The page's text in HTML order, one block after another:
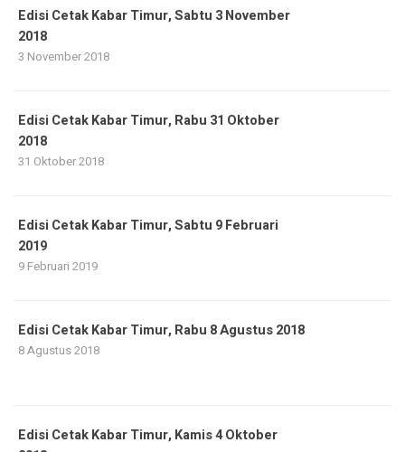
Edisi Cetak Kabar Timur, Sabtu 3 November
2018
3 November 2018
Edisi Cetak Kabar Timur, Rabu 31 Oktober
2018
31 Oktober 2018
Edisi Cetak Kabar Timur, Sabtu 9 Februari
2019
9 Februari 2019
Edisi Cetak Kabar Timur, Rabu 8 Agustus 2018
8 Agustus 2018
Edisi Cetak Kabar Timur, Kamis 4 Oktober